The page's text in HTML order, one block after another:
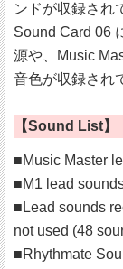
ンドが収録され
Sound Card 06
源や、Music
音色が収録され
【Sound List】
■Music Master
■M1 lead
■Lead sounds
not used (48
■Rhythmate